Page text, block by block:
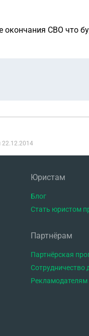
СВО что
22.12.2014
Юристам
Блог
Стать юристом
Партнёрам
Партнёрская
Сотрудничество
Рекламодателям